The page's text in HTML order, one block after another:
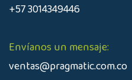
+57 3014349446
Envíanos un mensaje:
ventas@pragmatic.com.co